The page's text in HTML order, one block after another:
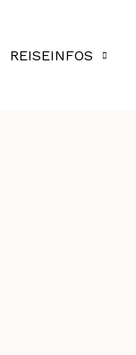
REISEINFOS